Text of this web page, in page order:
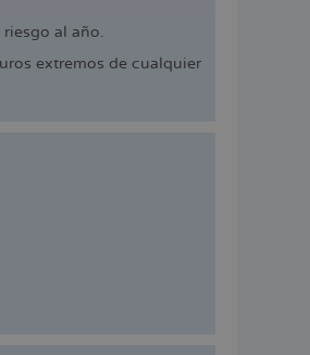
al año.
extremos de cualquier